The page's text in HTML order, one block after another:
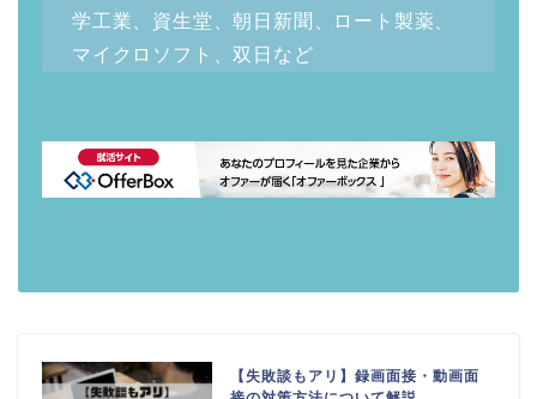
学工業、資生堂、朝日新聞、ロート製薬、
マイクロソフト、双日など
【失敗談もアリ】録画面接・動画面